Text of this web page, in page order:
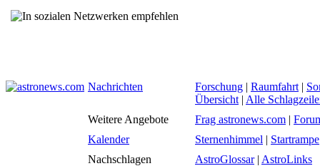
Nachrichten Forschung | Raumfahrt |
Übersicht | Alle
Weitere Angebote
Frag astronews.com |
Kalender
Sternenhimmel | Startrampe
Nachschlagen
AstroGlossar| AstroLinks